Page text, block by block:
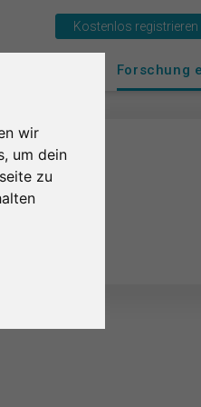
wir
um dein
zu
Forschung
Kostenlos registrieren